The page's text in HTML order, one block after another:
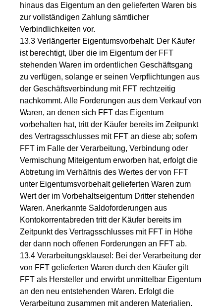
hinaus das Eigentum an den gelieferten Waren bis
zur vollständigen Zahlung sämtlicher
Verbindlichkeiten vor.
13.3 Verlängerter Eigentumsvorbehalt: Der Käufer
ist berechtigt, über die im Eigentum der FFT
stehenden Waren im ordentlichen Geschäftsgang
zu verfügen, solange er seinen Verpflichtungen aus
der Geschäftsverbindung mit FFT rechtzeitig
nachkommt. Alle Forderungen aus dem Verkauf von
Waren, an denen sich FFT das Eigentum
vorbehalten hat, tritt der Käufer bereits im Zeitpunkt
des Vertragsschlusses mit FFT an diese ab; sofern
FFT im Falle der Verarbeitung, Verbindung oder
Vermischung Miteigentum erworben hat, erfolgt die
Abtretung im Verhältnis des Wertes der von FFT
unter Eigentumsvorbehalt gelieferten Waren zum
Wert der im Vorbehaltseigentum Dritter stehenden
Waren. Anerkannte Saldoforderungen aus
Kontokorrentabreden tritt der Käufer bereits im
Zeitpunkt des Vertragsschlusses mit FFT in Höhe
der dann noch offenen Forderungen an FFT ab.
13.4 Verarbeitungsklausel: Bei der Verarbeitung der
von FFT gelieferten Waren durch den Käufer gilt
FFT als Hersteller und erwirbt unmittelbar Eigentum
an den neu entstehenden Waren. Erfolgt die
Verarbeitung zusammen mit anderen Materialien,